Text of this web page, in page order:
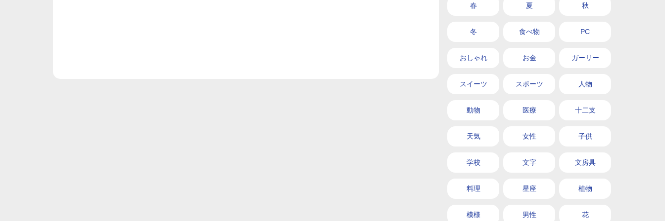
春 夏 秋
冬 食べ物 PC
おしゃれ お金 ガーリー
スイーツ スポーツ 人物
動物 医療 十二支
天気 女性 子供
学校 文字 文房具
料理 星座 植物
模様 男性 花